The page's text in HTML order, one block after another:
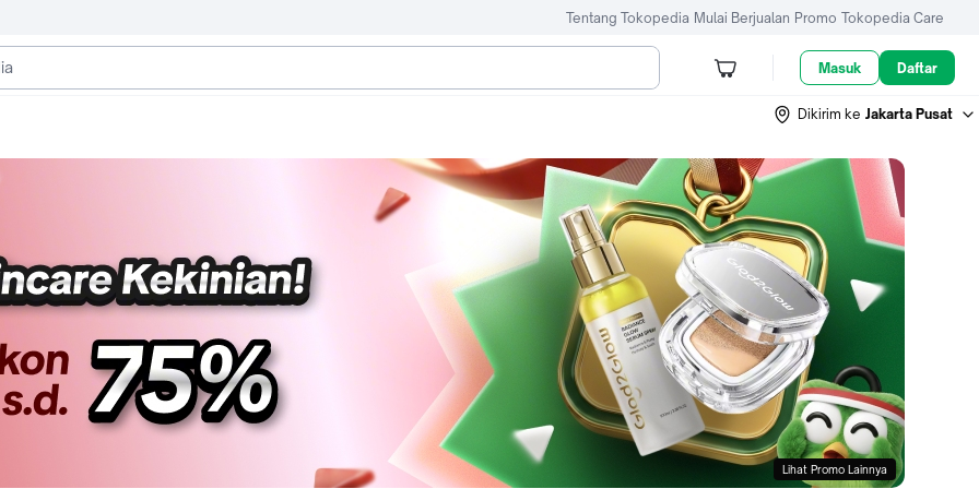
Tentang Tokopedia Mulai Berjualan Promo Tokopedia Care
Masuk Daftar
Dikirim ke Jakarta Pusat
Lihat Promo Lainnya